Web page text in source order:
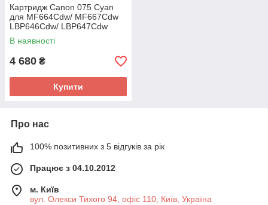
Картридж Canon 075 Cyan
для MF664Cdw/ MF667Cdw
LBP646Cdw/ LBP647Cdw
(6364C002AA)
В наявності
4 680 ₴
Купити
Про нас
100% позитивних з 5 відгуків за рік
Працює з 04.10.2012
м. Київ
вул. Олекси Тихого 94, офіс 110, Київ, Україна